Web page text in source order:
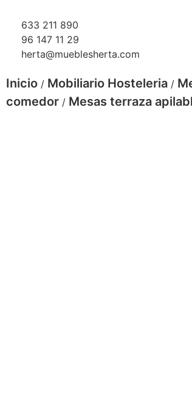
633 211 890
96 147 11 29
herta@mueblesherta.com
Inicio / Mobiliario Hosteleria /
comedor / Mesas terraza